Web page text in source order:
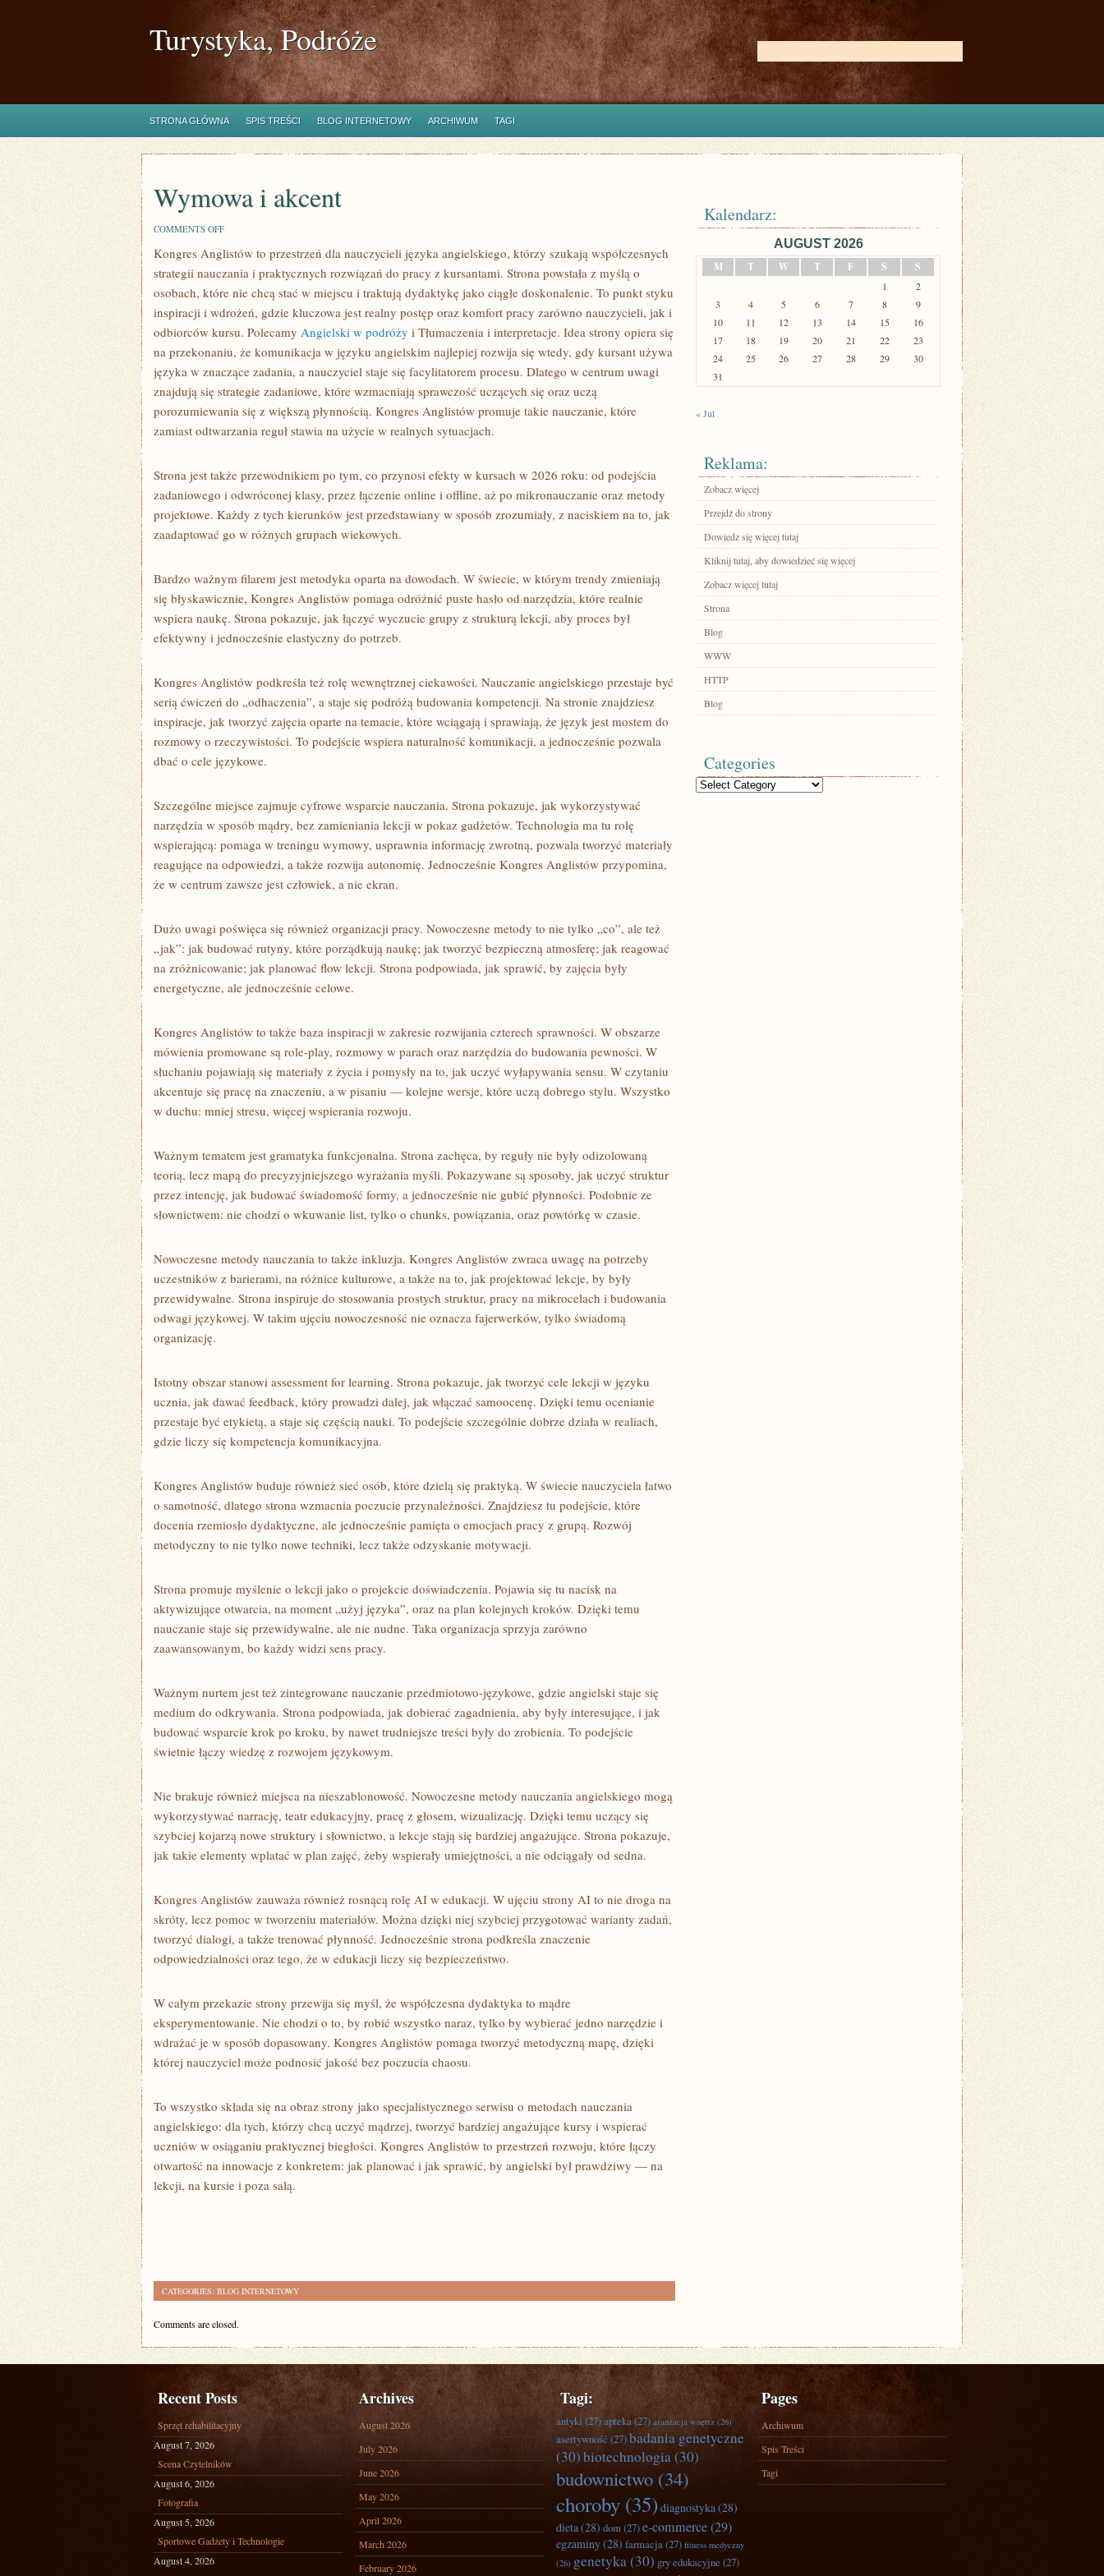
Turystyka, Podróże
STRONA GŁÓWNA SPIS TREŚCI BLOG INTERNETOWY ARCHIWUM TAGI
Wymowa i akcent
COMMENTS OFFON
I
Kongres Anglistów to przestrzeń dla nauczycieli języka angielskiego, którzy szukają współczesnych
strategii nauczania i praktycznych rozwiązań do pracy z kursantami. Strona powstała z myślą o
osobach, które nie chcą stać w miejscu i traktują dydaktykę jako ciągłe doskonalenie. To punkt styku
inspiracji i wdrożeń, gdzie kluczowa jest realny postęp oraz komfort pracy zarówno nauczycieli, jak i
odbiorców kursu. Polecamy Angielski w podróży i Tłumaczenia i interpretacje. Idea strony opiera się
na przekonaniu, że komunikacja w języku angielskim najlepiej rozwija się wtedy, gdy kursant używa
języka w znaczące zadania, a nauczyciel staje się facylitatorem procesu. Dlatego w centrum uwagi
znajdują się strategie zadaniowe, które wzmacniają sprawczość uczących się oraz uczą
porozumiewania się z większą płynnością. Kongres Anglistów promuje takie nauczanie, które
zamiast odtwarzania reguł stawia na użycie w realnych sytuacjach.
Strona jest także przewodnikiem po tym, co przynosi efekty w kursach w 2026 roku: od podejścia
zadaniowego i odwróconej klasy, przez łączenie online i offline, aż po mikronauczanie oraz metody
projektowe. Każdy z tych kierunków jest przedstawiany w sposób zrozumiały, z naciskiem na to, jak
zaadaptować go w różnych grupach wiekowych.
Bardzo ważnym filarem jest metodyka oparta na dowodach. W świecie, w którym trendy zmieniają
się błyskawicznie, Kongres Anglistów pomaga odróżnić puste hasło od narzędzia, które realnie
wspiera naukę. Strona pokazuje, jak łączyć wyczucie grupy z strukturą lekcji, aby proces był
efektywny i jednocześnie elastyczny do potrzeb.
Kongres Anglistów podkreśla też rolę wewnętrznej ciekawości. Nauczanie angielskiego przestaje być
serią ćwiczeń do „odhaczenia”, a staje się podróżą budowania kompetencji. Na stronie znajdziesz
inspiracje, jak tworzyć zajęcia oparte na temacie, które wciągają i sprawiają, że język jest mostem do
rozmowy o rzeczywistości. To podejście wspiera naturalność komunikacji, a jednocześnie pozwala
dbać o cele językowe.
Szczególne miejsce zajmuje cyfrowe wsparcie nauczania. Strona pokazuje, jak wykorzystywać
narzędzia w sposób mądry, bez zamieniania lekcji w pokaz gadżetów. Technologia ma tu rolę
wspierającą: pomaga w treningu wymowy, usprawnia informację zwrotną, pozwala tworzyć materiały
reagujące na odpowiedzi, a także rozwija autonomię. Jednocześnie Kongres Anglistów przypomina,
że w centrum zawsze jest człowiek, a nie ekran.
Dużo uwagi poświęca się również organizacji pracy. Nowoczesne metody to nie tylko „co”, ale też
„jak”: jak budować rutyny, które porządkują naukę; jak tworzyć bezpieczną atmosferę; jak reagować
na zróżnicowanie; jak planować flow lekcji. Strona podpowiada, jak sprawić, by zajęcia były
energetyczne, ale jednocześnie celowe.
Kongres Anglistów to także baza inspiracji w zakresie rozwijania czterech sprawności. W obszarze
mówienia promowane są role-play, rozmowy w parach oraz narzędzia do budowania pewności. W
słuchaniu pojawiają się materiały z życia i pomysły na to, jak uczyć wyłapywania sensu. W czytaniu
akcentuje się pracę na znaczeniu, a w pisaniu — kolejne wersje, które uczą dobrego stylu. Wszystko
w duchu: mniej stresu, więcej wspierania rozwoju.
Ważnym tematem jest gramatyka funkcjonalna. Strona zachęca, by reguły nie były odizolowaną
teorią, lecz mapą do precyzyjniejszego wyrażania myśli. Pokazywane są sposoby, jak uczyć struktur
przez intencję, jak budować świadomość formy, a jednocześnie nie gubić płynności. Podobnie ze
słownictwem: nie chodzi o wkuwanie list, tylko o chunks, powiązania, oraz powtórkę w czasie.
Nowoczesne metody nauczania to także inkluzja. Kongres Anglistów zwraca uwagę na potrzeby
uczestników z barierami, na różnice kulturowe, a także na to, jak projektować lekcje, by były
przewidywalne. Strona inspiruje do stosowania prostych struktur, pracy na mikrocelach i budowania
odwagi językowej. W takim ujęciu nowoczesność nie oznacza fajerwerków, tylko świadomą
organizację.
Istotny obszar stanowi assessment for learning. Strona pokazuje, jak tworzyć cele lekcji w języku
ucznia, jak dawać feedback, który prowadzi dalej, jak włączać samoocenę. Dzięki temu ocenianie
przestaje być etykietą, a staje się częścią nauki. To podejście szczególnie dobrze działa w realiach,
gdzie liczy się kompetencja komunikacyjna.
Kongres Anglistów buduje również sieć osób, które dzielą się praktyką. W świecie nauczyciela łatwo
o samotność, dlatego strona wzmacnia poczucie przynależności. Znajdziesz tu podejście, które
docenia rzemiosło dydaktyczne, ale jednocześnie pamięta o emocjach pracy z grupą. Rozwój
metodyczny to nie tylko nowe techniki, lecz także odzyskanie motywacji.
Strona promuje myślenie o lekcji jako o projekcie doświadczenia. Pojawia się tu nacisk na
aktywizujące otwarcia, na moment „użyj języka”, oraz na plan kolejnych kroków. Dzięki temu
nauczanie staje się przewidywalne, ale nie nudne. Taka organizacja sprzyja zarówno
zaawansowanym, bo każdy widzi sens pracy.
Ważnym nurtem jest też zintegrowane nauczanie przedmiotowo-językowe, gdzie angielski staje się
medium do odkrywania. Strona podpowiada, jak dobierać zagadnienia, aby były interesujące, i jak
budować wsparcie krok po kroku, by nawet trudniejsze treści były do zrobienia. To podejście
świetnie łączy wiedzę z rozwojem językowym.
Nie brakuje również miejsca na nieszablonowość. Nowoczesne metody nauczania angielskiego mogą
wykorzystywać narrację, teatr edukacyjny, pracę z głosem, wizualizację. Dzięki temu uczący się
szybciej kojarzą nowe struktury i słownictwo, a lekcje stają się bardziej angażujące. Strona pokazuje,
jak takie elementy wplatać w plan zajęć, żeby wspierały umiejętności, a nie odciągały od sedna.
Kongres Anglistów zauważa również rosnącą rolę AI w edukacji. W ujęciu strony AI to nie droga na
skróty, lecz pomoc w tworzeniu materiałów. Można dzięki niej szybciej przygotować warianty zadań,
tworzyć dialogi, a także trenować płynność. Jednocześnie strona podkreśla znaczenie
odpowiedzialności oraz tego, że w edukacji liczy się bezpieczeństwo.
W całym przekazie strony przewija się myśl, że współczesna dydaktyka to mądre
eksperymentowanie. Nie chodzi o to, by robić wszystko naraz, tylko by wybierać jedno narzędzie i
wdrażać je w sposób dopasowany. Kongres Anglistów pomaga tworzyć metodyczną mapę, dzięki
której nauczyciel może podnosić jakość bez poczucia chaosu.
To wszystko składa się na obraz strony jako specjalistycznego serwisu o metodach nauczania
angielskiego: dla tych, którzy chcą uczyć mądrzej, tworzyć bardziej angażujące kursy i wspierać
uczniów w osiąganiu praktycznej biegłości. Kongres Anglistów to przestrzeń rozwoju, które łączy
otwartość na innowacje z konkretem: jak planować i jak sprawić, by angielski był prawdziwy — na
lekcji, na kursie i poza salą.
CATEGORIES: BLOG INTERNETOWY
Comments are closed.
Kalendarz:
AUGUST 2026
M
T W T F S S
1
2
3
4 5 6 7 8
9
10
11 12 13 14 15
16
17
18 19 20 21 22
23
24
25 26 27 28 29
30
31
« Jul
Reklama:
Zobacz więcej
Przejdź do strony
Dowiedz się więcej tutaj
Kliknij tutaj, aby dowiedzieć się więcej
Zobacz więcej tutaj
Strona
Blog
WWW
HTTP
Blog
Categories
Categories
Recent Posts
Sprzęt rehabilitacyjny
August 7, 2026
Scena Czytelników
August 6, 2026
Fotografia
August 5, 2026
Sportowe Gadżety i Technologie
August 4, 2026
Archives
August 2026
July 2026
June 2026
May 2026
April 2026
March 2026
February 2026
Tagi:
antyki(27)apteka(27) aranżacja wnętrz (26)
asertywność (27)badania genetyczne
(30)biotechnologia(30)
budownictwo (34)
choroby (35) diagnostyka(28)
dieta(28) dom(27)e-commerce(29)
egzaminy(28) farmacja(27) fitness medyczny
(26) genetyka(30) gry edukacyjne (27)
Pages
Archiwum
Spis Treści
Tagi